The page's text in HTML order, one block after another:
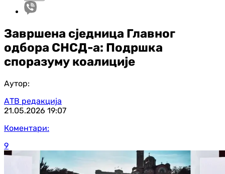
Завршена сједница Главног
одбора СНСД-а: Подршка
споразуму коалиције
Аутор:
АТВ редакција
21.05.2026 19:07
Коментари:
9